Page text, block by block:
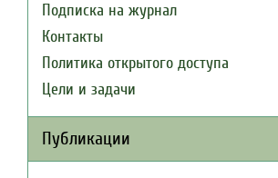
Подписка на журнал
Контакты
Политика открытого доступа
Цели и задачи
Публикации